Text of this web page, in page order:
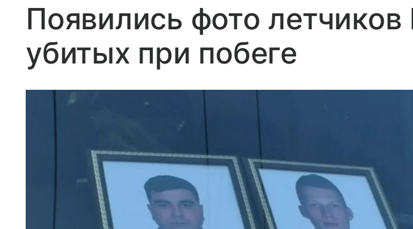
Появились фото
убитых при побеге